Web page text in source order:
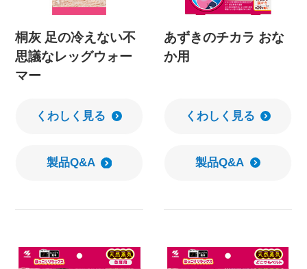
桐灰 足の冷えない不
思議なレッグウォー
マー
くわしく見る
製品Q&A
あずきのチカラ おな
か用
くわしく見る
製品Q&A